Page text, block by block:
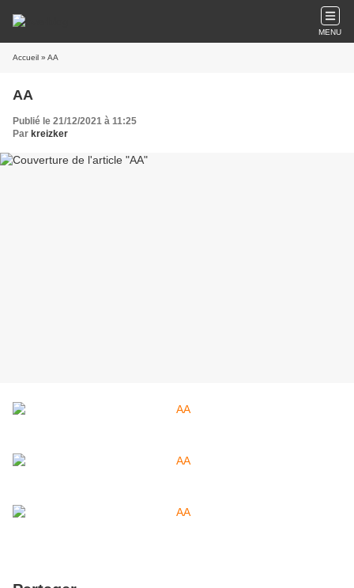
MENU
Accueil » AA
AA
Publié le 21/12/2021 à 11:25
Par kreizker